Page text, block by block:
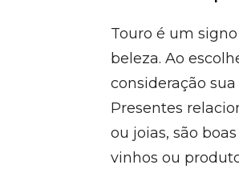
Touro é um
beleza. Ao
consideração
Presentes
ou joias, são
vinhos ou